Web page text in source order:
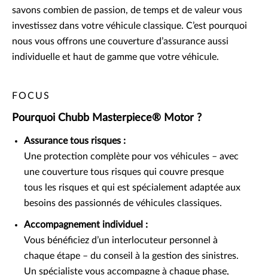
savons combien de passion, de temps et de valeur vous
investissez dans votre véhicule classique. C’est pourquoi
nous vous offrons une couverture d’assurance aussi
individuelle et haut de gamme que votre véhicule.
FOCUS
Pourquoi Chubb Masterpiece® Motor ?
Assurance tous risques :
Une protection complète pour vos véhicules – avec
une couverture tous risques qui couvre presque
tous les risques et qui est spécialement adaptée aux
besoins des passionnés de véhicules classiques.
Accompagnement individuel :
Vous bénéficiez d’un interlocuteur personnel à
chaque étape – du conseil à la gestion des sinistres.
Un spécialiste vous accompagne à chaque phase,